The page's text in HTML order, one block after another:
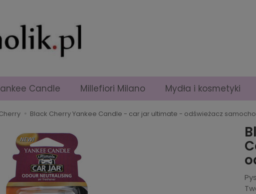
Candle Millefiori Milano Mydła i kosmetyki
Black Cherry Yankee Candle - car jar ultimate - odświeżacz